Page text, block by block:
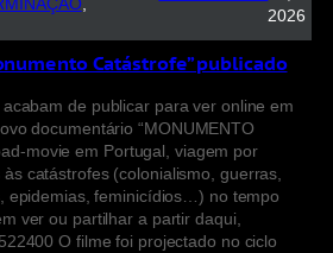
2026
Catástrofe” publicado
de publicar para ver online em
documentário “MONUMENTO
movie em Portugal, viagem por
catástrofes (colonialismo, guerras,
epidemias, feminicídios…) no tempo
ver ou partilhar a partir daqui,
O filme foi projectado no ciclo